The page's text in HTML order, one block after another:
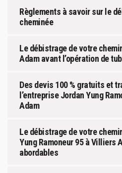
Règlements à savoir sur le
cheminée
Le débistrage de votre
Adam avant l’opération de
Des devis 100 % gratuits et
l’entreprise Jordan Yung
Adam
Le débistrage de votre
Yung Ramoneur 95 à Villiers
abordables